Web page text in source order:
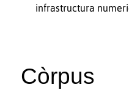
infrastructura
Còrpus